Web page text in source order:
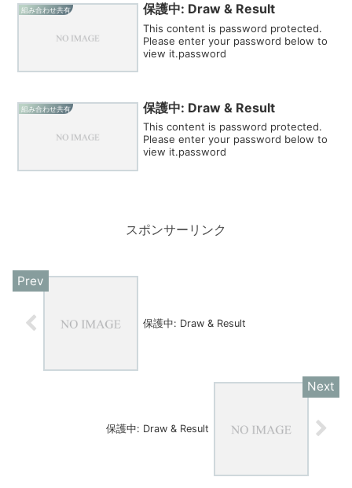
組み合わせ共有 保護中: Draw & Result
This content is password protected.
Please enter your password below to
view it.password
組み合わせ共有 保護中: Draw & Result
This content is password protected.
Please enter your password below to
view it.password
スポンサーリンク
保護中: Draw & Result
保護中: Draw & Result